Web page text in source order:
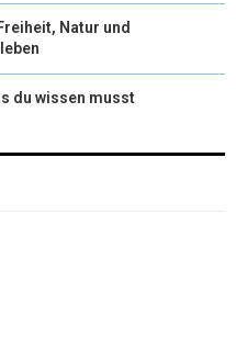
Natur und
du wissen musst